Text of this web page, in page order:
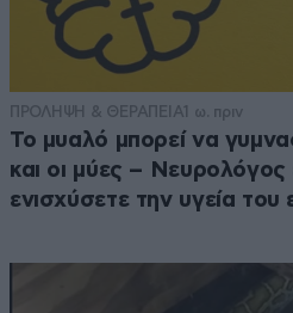
ΠΡΟΛΗΨΗ & ΘΕΡΑΠΕΙΑ1 ω. πριν
Το μυαλό μπορεί να
και οι μύες – Νευρολόγος
ενισχύσετε την υγεία του